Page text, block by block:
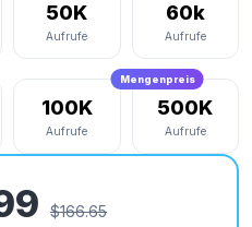
50K
Aufrufe
60k
Aufrufe
100K
Aufrufe
Mengenpreis
500K
Aufrufe
$166.65